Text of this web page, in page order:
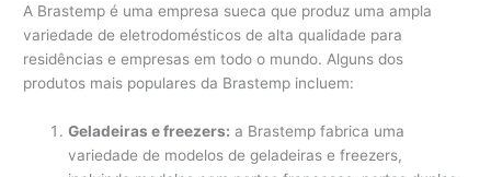
A Brastemp é uma empresa sueca que produz uma ampla
variedade de eletrodomésticos de alta qualidade para
residências e empresas em todo o mundo. Alguns dos
produtos mais populares da Brastemp incluem:
Geladeiras e freezers: a Brastemp fabrica uma
variedade de modelos de geladeiras e freezers,